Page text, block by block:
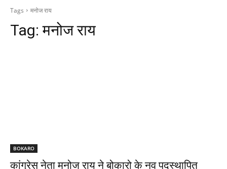
Tags मनोज राय
Tag:मनोज राय
BOKARO
कांग्रेस नेता मनोज राय ने बोकारो के नव पदस्थापित